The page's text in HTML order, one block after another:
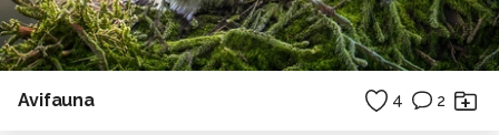
Avifauna 4 2